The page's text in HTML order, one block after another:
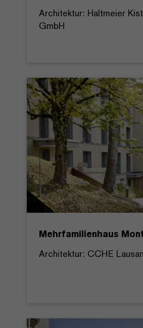
Architektur: Haltmeier
GmbH
Mehrfamilienhaus
Architektur: CCHE